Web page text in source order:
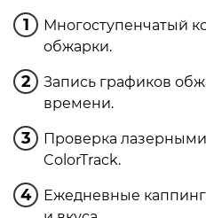
Многоступенчатый
обжарки.
Запись графиков
времени.
Проверка
ColorTrack.
Ежедневные